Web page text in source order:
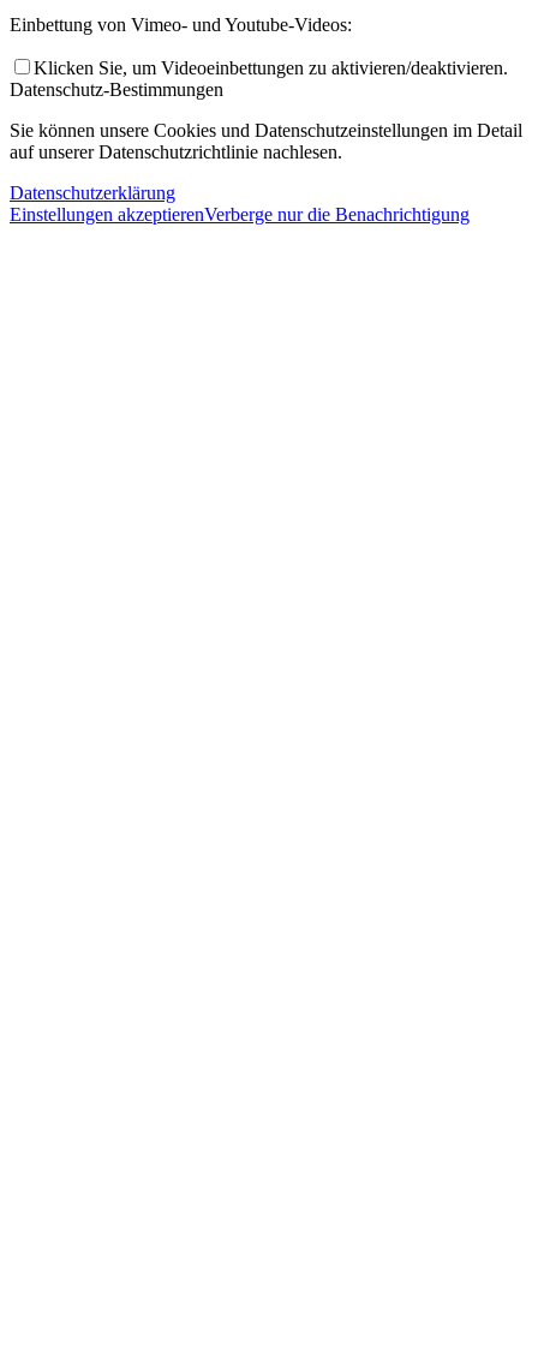
Einbettung von Vimeo- und Youtube-Videos:
Klicken Sie, um Videoeinbettungen zu aktivieren/deaktivieren.
Datenschutz-Bestimmungen
Sie können unsere Cookies und Datenschutzeinstellungen im Detail
auf unserer Datenschutzrichtlinie nachlesen.
Datenschutzerklärung
Einstellungen akzeptierenVerberge nur die Benachrichtigung